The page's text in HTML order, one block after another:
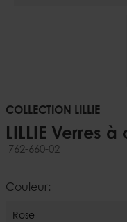
COLLECTION LILLIE
LILLIE Verres
762-660-02
Couleur:
Rose